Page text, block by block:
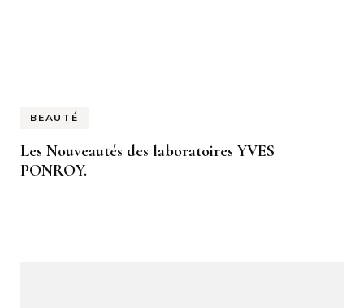
BEAUTÉ
Les Nouveautés des laboratoires YVES
PONROY.